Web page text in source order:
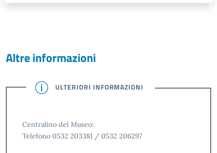
Altre informazioni
ULTERIORI INFORMAZIONI
Centralino del Museo:
Telefono 0532 203381 / 0532 206297